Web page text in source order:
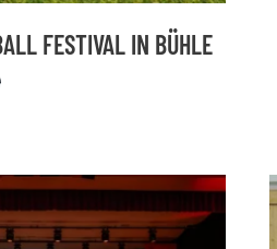
FESTIVAL IN BÜHLE –